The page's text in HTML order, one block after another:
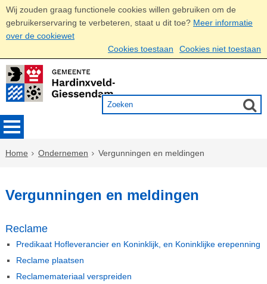
Wij zouden graag functionele cookies willen gebruiken om de
gebruikerservaring te verbeteren, staat u dit toe? Meer informatie
over de cookiewet
Cookies toestaan
Cookies niet toestaan
Home Ondernemen Vergunningen en meldingen
Vergunningen en meldingen
Reclame
Predikaat Hofleverancier en Koninklijk, en Koninklijke erepenning
Reclame plaatsen
Reclamemateriaal verspreiden